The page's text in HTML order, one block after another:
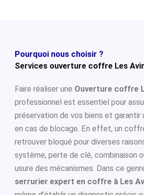
Pourquoi nous choisir ?
Services ouverture coffre Les
Faire réaliser une Ouverture coffre
professionnel est essentiel pour
préservation de vos biens et garantir
en cas de blocage. En effet, un
retrouver bloqué pour diverses
système, perte de clé, combinaison
usure des mécanismes. Dans ce
serrurier expert en coffre à Les